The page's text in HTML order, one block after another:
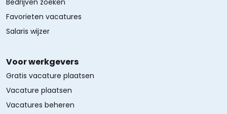
Bedrijven zoeken
Favorieten vacatures
Salaris wijzer
Voor werkgevers
Gratis vacature plaatsen
Vacature plaatsen
Vacatures beheren